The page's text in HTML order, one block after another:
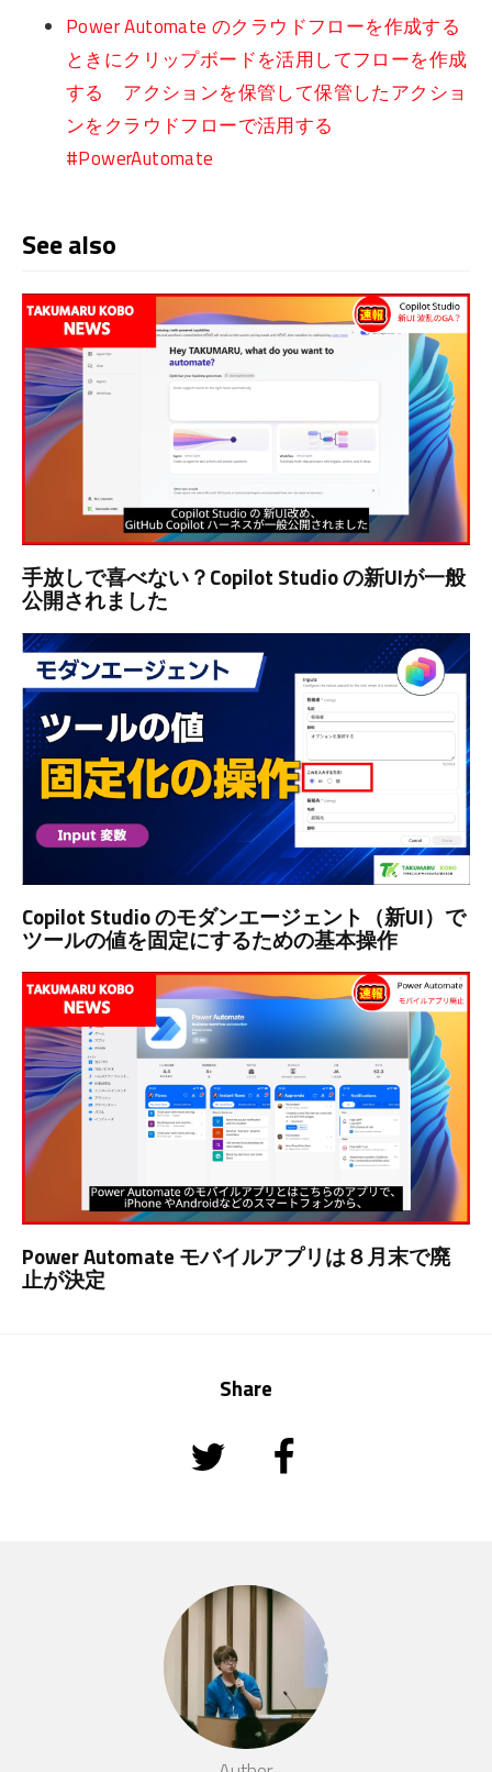
Power Automate のクラウドフローを作成する
ときにクリップボードを活用してフローを作成
する アクションを保管して保管したアクショ
ンをクラウドフローで活用する
#PowerAutomate
See also
手放しで喜べない？Copilot Studio の新UIが一般
公開されました
Copilot Studio のモダンエージェント（新UI）で
ツールの値を固定にするための基本操作
Power Automate モバイルアプリは８月末で廃
止が決定
Share